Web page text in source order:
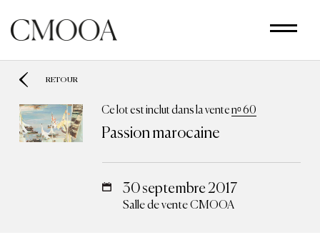
contenu
principal
RETOUR
Ce lot est inclut dans la ventenᵒ 60
Passion marocaine
30 septembre 2017
Salle de vente CMOOA